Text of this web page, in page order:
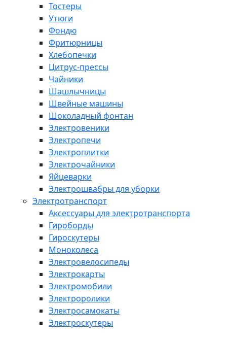
Тостеры
Утюги
Фондю
Фритюрницы
Хлебопечки
Цитрус-прессы
Чайники
Шашлычницы
Швейные машины
Шоколадный фонтан
Электровеники
Электропечи
Электроплитки
Электрочайники
Яйцеварки
Электрошвабры для уборки
Электротранспорт
Аксессуары для электротранспорта
Гироборды
Гироскутеры
Моноколеса
Электровелосипеды
Электрокарты
Электромобили
Электроролики
Электросамокаты
Электроскутеры